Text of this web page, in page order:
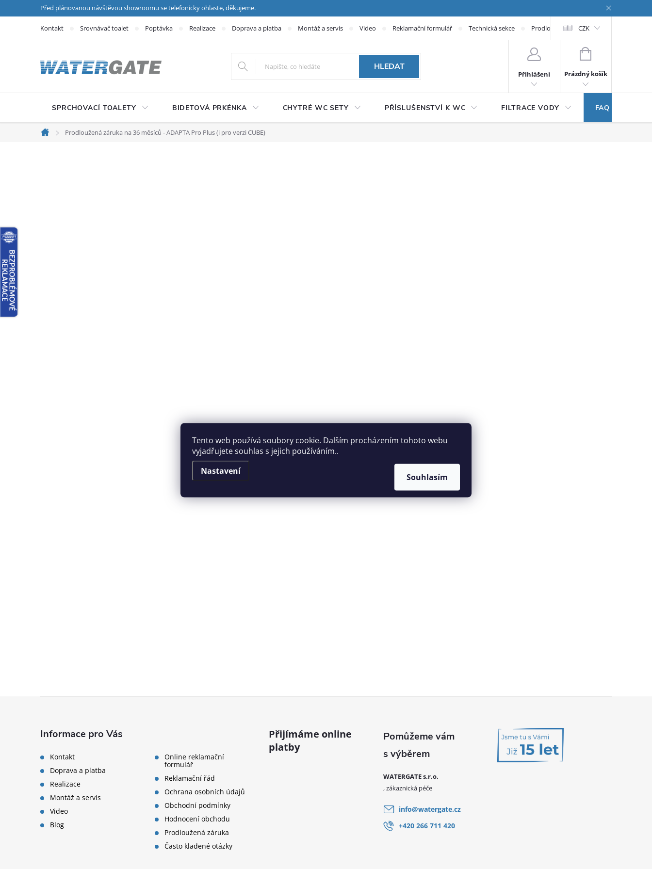
Tento web používá soubory cookie. Dalším procházením tohoto webu
vyjadřujete souhlas s jejich používáním..
Nastavení
Souhlasím
Přejít na obsahPřed plánovanou návštěvou showroomu se telefonicky ohlaste, děkujeme.
Kontakt Srovnávač toalet Poptávka Realizace Doprava a platba Montáž a servis Video Reklamační formulář Technická sekce Prodloužená záruka
CZK
HLEDAT
Přihlášení
NÁKUPNÍ KOŠÍK
Prázdný košík
SPRCHOVACÍ TOALETY BIDETOVÁ PRKÉNKA CHYTRÉ WC SETY PŘÍSLUŠENSTVÍ K WC FILTRACE VODY FAQ
Domů
Prodloužená záruka na 36 měsíců - ADAPTA Pro Plus (i pro verzi CUBE)
Informace pro Vás
Kontakt
Doprava a platba
Realizace
Montáž a servis
Video
Blog
Online reklamační
formulář
Reklamační řád
Ochrana osobních údajů
Obchodní podmínky
Hodnocení obchodu
Prodloužená záruka
Často kladené otázky
Přijímáme online
platby
WATERGATE s.r.o.
info@watergate.cz
+420 266 711 420